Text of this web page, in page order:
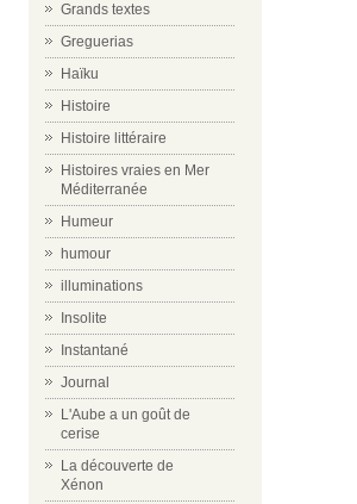
Grands textes
Greguerias
Haïku
Histoire
Histoire littéraire
Histoires vraies en Mer
Méditerranée
Humeur
humour
illuminations
Insolite
Instantané
Journal
L'Aube a un goût de
cerise
La découverte de
Xénon